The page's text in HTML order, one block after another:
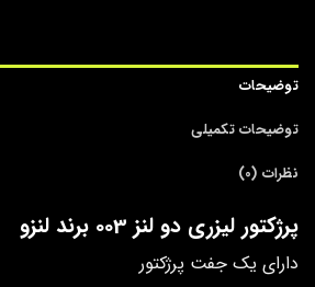
توضیحات
توضیحات تکمیلی
نظرات (0)
پرژکتور لیزری دو لنز 003 برند لنزو
دارای یک جفت پرژکتور